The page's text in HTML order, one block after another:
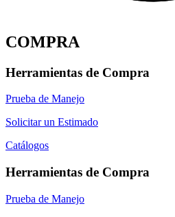
COMPRA
Herramientas de Compra
Prueba de Manejo
Solicitar un Estimado
Catálogos
Herramientas de Compra
Prueba de Manejo